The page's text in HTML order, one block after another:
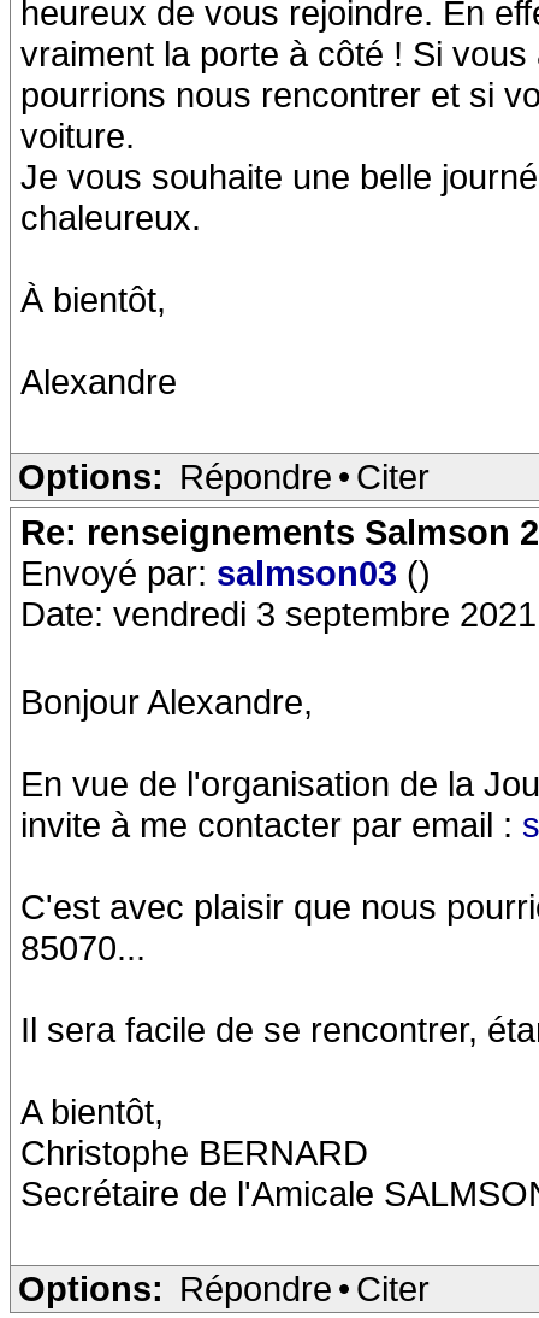
heureux de vous rejoindre. En
vraiment la porte à côté ! Si
pourrions nous rencontrer et si
voiture.
Je vous souhaite une belle
chaleureux.
À bientôt,
Alexandre
Options: Répondre • Citer
Re: renseignements Salmson
Envoyé par: salmson03 ()
Date: vendredi 3 septembre
Bonjour Alexandre,
En vue de l'organisation de la
invite à me contacter par email :
C'est avec plaisir que nous
85070...
Il sera facile de se rencontrer,
A bientôt,
Christophe BERNARD
Secrétaire de l'Amicale
Options: Répondre • Citer